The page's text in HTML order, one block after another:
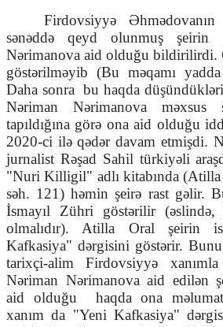
Firdovsiyyə
sənəddə qeyd olunmuş şeirin
Nərimanova aid olduğu
göstərilməyib (Bu məqamı yadda
Daha sonra bu haqda
Nəriman Nərimanova məxsus
tapıldığına görə ona aid olduğu
2020-ci ilə qədər davam etmişdi.
jurnalist Rəşad Sahil türkiyəli
"Nuri Killigil" adlı kitabında
səh. 121) həmin şeirə rast gəlir.
İsmayıl Zühri göstərilir
olmalıdır). Atilla Oral şeirin
Kafkasiya" dərgisini göstərir. Bunu
tarixçi-alim Firdovsiyyə
Nəriman Nərimanova aid edilən
aid olduğu
haqda ona
xanım da "Yeni Kafkasiya"